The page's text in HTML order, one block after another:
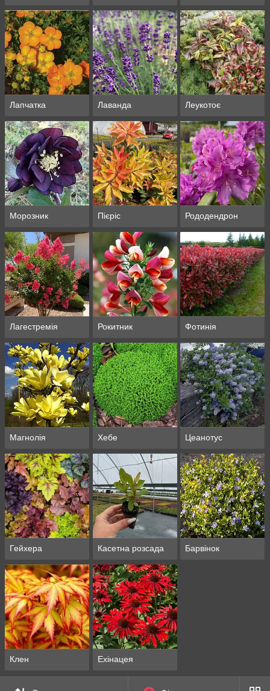
Лапчатка Лаванда Леукотоє
Морозник Пієріс Рододендрон
Лагестремія Рокитник Фотинія
Магнолія Хебе Цеанотус
Гейхера Касетна розсада Барвінок
Клен Ехінацея